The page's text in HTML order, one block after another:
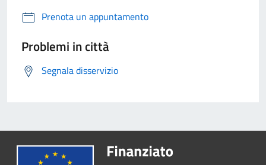
Prenota un appuntamento
Problemi in città
Segnala disservizio